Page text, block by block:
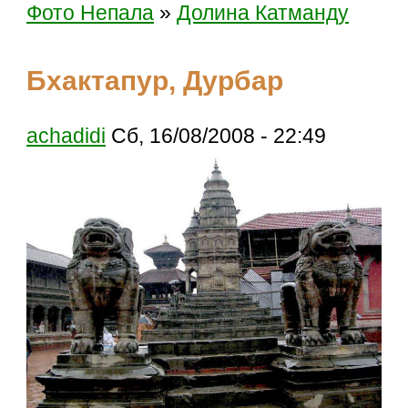
Фото Непала »Долина Катманду
Бхактапур, Дурбар
achadidi Сб, 16/08/2008 - 22:49